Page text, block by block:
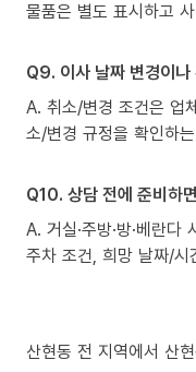
물품은 별도 표시하고
Q9. 이사 날짜 변경이
A. 취소/변경 조건은 업
소/변경 규정을 확인하
Q10. 상담 전에 준비하
A. 거실·주방·방·베란
주차 조건, 희망 날짜/시
산현동 전 지역에서 산